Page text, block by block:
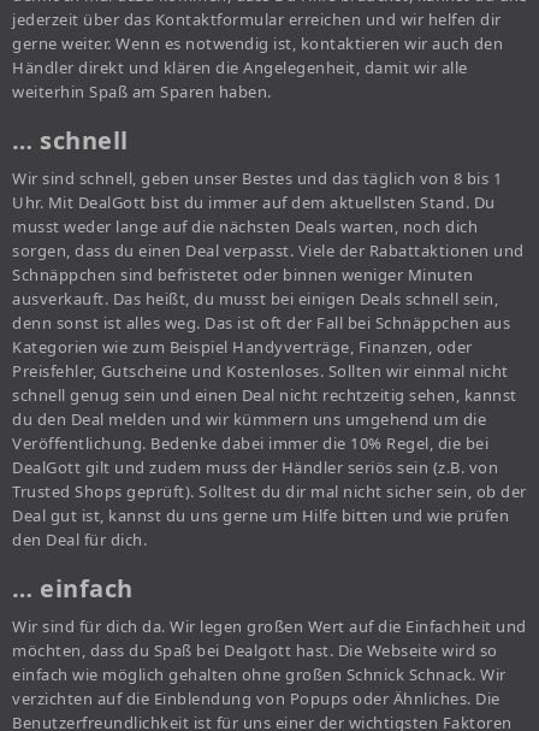
jederzeit über das Kontaktformular erreichen und wir helfen dir
gerne weiter. Wenn es notwendig ist, kontaktieren wir auch den
Händler direkt und klären die Angelegenheit, damit wir alle
weiterhin Spaß am Sparen haben.
… schnell
Wir sind schnell, geben unser Bestes und das täglich von 8 bis 1
Uhr. Mit DealGott bist du immer auf dem aktuellsten Stand. Du
musst weder lange auf die nächsten Deals warten, noch dich
sorgen, dass du einen Deal verpasst. Viele der Rabattaktionen und
Schnäppchen sind befristetet oder binnen weniger Minuten
ausverkauft. Das heißt, du musst bei einigen Deals schnell sein,
denn sonst ist alles weg. Das ist oft der Fall bei Schnäppchen aus
Kategorien wie zum Beispiel Handyverträge, Finanzen, oder
Preisfehler, Gutscheine und Kostenloses. Sollten wir einmal nicht
schnell genug sein und einen Deal nicht rechtzeitig sehen, kannst
du den Deal melden und wir kümmern uns umgehend um die
Veröffentlichung. Bedenke dabei immer die 10% Regel, die bei
DealGott gilt und zudem muss der Händler seriös sein (z.B. von
Trusted Shops geprüft). Solltest du dir mal nicht sicher sein, ob der
Deal gut ist, kannst du uns gerne um Hilfe bitten und wie prüfen
den Deal für dich.
… einfach
Wir sind für dich da. Wir legen großen Wert auf die Einfachheit und
möchten, dass du Spaß bei Dealgott hast. Die Webseite wird so
einfach wie möglich gehalten ohne großen Schnick Schnack. Wir
verzichten auf die Einblendung von Popups oder Ähnliches. Die
Benutzerfreundlichkeit ist für uns einer der wichtigsten Faktoren